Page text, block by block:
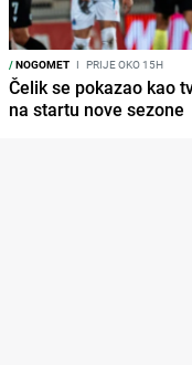
/NOGOMET I PRIJE OKO 15H
Čelik se pokazao kao
na startu nove sezone